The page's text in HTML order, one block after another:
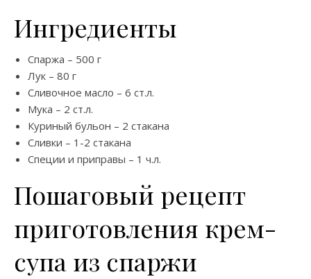
Ингредиенты
Спаржа – 500 г
Лук – 80 г
Сливочное масло – 6 ст.л.
Мука – 2 ст.л.
Куриный бульон – 2 стакана
Сливки – 1-2 стакана
Специи и приправы – 1 ч.л.
Пошаговый рецепт
приготовления крем-
супа из спаржи